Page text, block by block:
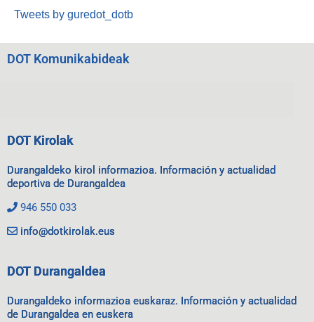
Tweets by guredot_dotb
DOT Komunikabideak
DOT Kirolak
Durangaldeko kirol informazioa. Información y actualidad
deportiva de Durangaldea
946 550 033
info@dotkirolak.eus
DOT Durangaldea
Durangaldeko informazioa euskaraz. Información y actualidad
de Durangaldea en euskera